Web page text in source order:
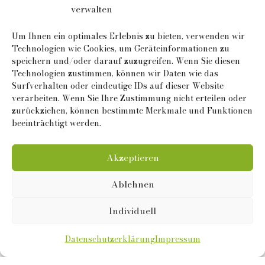
verwalten
Um Ihnen ein optimales Erlebnis zu bieten, verwenden wir
Technologien wie Cookies, um Geräteinformationen zu
speichern und/oder darauf zuzugreifen. Wenn Sie diesen
Technologien zustimmen, können wir Daten wie das
Surfverhalten oder eindeutige IDs auf dieser Website
verarbeiten. Wenn Sie Ihre Zustimmung nicht erteilen oder
zurückziehen, können bestimmte Merkmale und Funktionen
beeinträchtigt werden.
Akzeptieren
Ablehnen
Individuell
DatenschutzerklärungImpressum